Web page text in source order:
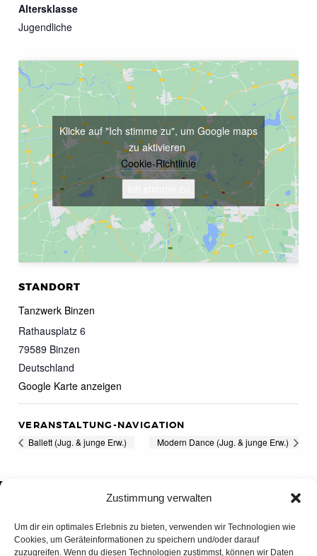
Zustimmung verwalten
Um dir ein optimales Erlebnis zu bieten, verwenden wir Technologien wie
Cookies, um Geräteinformationen zu speichern und/oder darauf
zuzugreifen. Wenn du diesen Technologien zustimmst, können wir Daten
Altersklasse
Jugendliche
STANDORT
Tanzwerk Binzen
Rathausplatz 6
79589 Binzen
Deutschland
Google Karte anzeigen
Klicke auf "Ich stimme zu", um Google maps
zu aktivieren
Cookie-Richtlinie
VERANSTALTUNG-NAVIGATION
Ballett (Jug. & junge Erw.) Modern Dance (Jug. & junge Erw.)